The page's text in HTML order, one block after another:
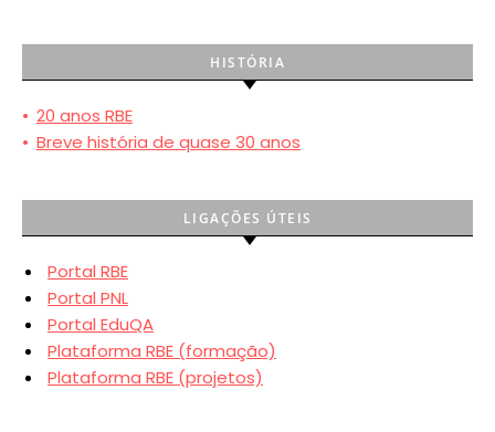
HISTÓRIA
• 20 anos RBE
• Breve história de quase 30 anos
LIGAÇÕES ÚTEIS
Portal RBE
Portal PNL
Portal EduQA
Plataforma RBE (formação)
Plataforma RBE (projetos)